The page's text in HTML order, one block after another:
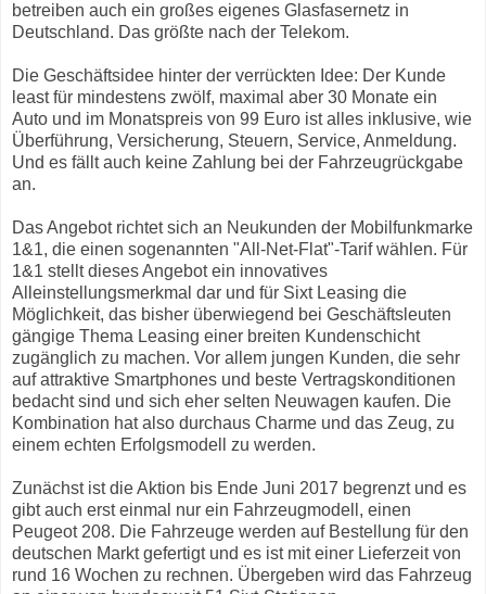
betreiben auch ein großes eigenes Glasfasernetz in
Deutschland. Das größte nach der Telekom.
Die Geschäftsidee hinter der verrückten Idee: Der Kunde
least für mindestens zwölf, maximal aber 30 Monate ein
Auto und im Monatspreis von 99 Euro ist alles inklusive, wie
Überführung, Versicherung, Steuern, Service, Anmeldung.
Und es fällt auch keine Zahlung bei der Fahrzeugrückgabe
an.
Das Angebot richtet sich an Neukunden der Mobilfunkmarke
1&1, die einen sogenannten "All-Net-Flat"-Tarif wählen. Für
1&1 stellt dieses Angebot ein innovatives
Alleinstellungsmerkmal dar und für Sixt Leasing die
Möglichkeit, das bisher überwiegend bei Geschäftsleuten
gängige Thema Leasing einer breiten Kundenschicht
zugänglich zu machen. Vor allem jungen Kunden, die sehr
auf attraktive Smartphones und beste Vertragskonditionen
bedacht sind und sich eher selten Neuwagen kaufen. Die
Kombination hat also durchaus Charme und das Zeug, zu
einem echten Erfolgsmodell zu werden.
Zunächst ist die Aktion bis Ende Juni 2017 begrenzt und es
gibt auch erst einmal nur ein Fahrzeugmodell, einen
Peugeot 208. Die Fahrzeuge werden auf Bestellung für den
deutschen Markt gefertigt und es ist mit einer Lieferzeit von
rund 16 Wochen zu rechnen. Übergeben wird das Fahrzeug